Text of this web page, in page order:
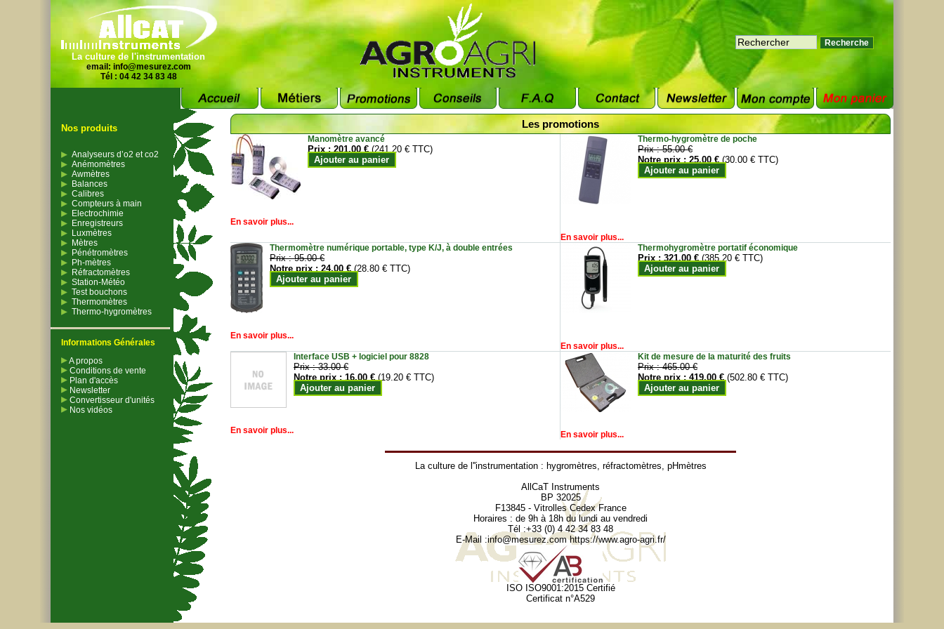
La culture de l'instrumentation
email: info@mesurez.com
Tél : 04 42 34 83 48
Nos produits
Analyseurs d’o2 et co2
Anémomètres
Awmètres
Balances
Calibres
Compteurs à main
Electrochimie
Enregistreurs
Luxmètres
Mètres
Pénétromètres
Ph-mètres
Réfractomètres
Station-Météo
Test bouchons
Thermomètres
Thermo-hygromètres
Informations Générales
A propos
Conditions de vente
Plan d'accès
Newsletter
Convertisseur d'unités
Nos vidéos
Les promotions
Manomètre avancé
Prix :201.00 € (241.20 € TTC)
Ajouter au panier
En savoir plus...
Thermo-hygromètre de poche
Prix :55.00 €
Notre prix :25.00 € (30.00 € TTC)
Ajouter au panier
En savoir plus...
Thermomètre numérique portable, type K/J, à double entrées
Prix :95.00 €
Notre prix :24.00 € (28.80 € TTC)
Ajouter au panier
En savoir plus...
Thermohygromètre portatif économique
Prix :321.00 € (385.20 € TTC)
Ajouter au panier
En savoir plus...
Interface USB + logiciel pour 8828
Prix :33.00 €
Notre prix :16.00 € (19.20 € TTC)
Ajouter au panier
En savoir plus...
Kit de mesure de la maturité des fruits
Prix :465.00 €
Notre prix :419.00 € (502.80 € TTC)
Ajouter au panier
En savoir plus...
La culture de l''instrumentation : hygromètres, réfractomètres, pHmètres
AllCaT Instruments
BP 32025
F13845 - Vitrolles Cedex France
Horaires : de 9h à 18h du lundi au vendredi
Tél :+33 (0) 4 42 34 83 48
E-Mail :info@mesurez.com https://www.agro-agri.fr/
ISO ISO9001:2015 Certifié
Certificat n°A529